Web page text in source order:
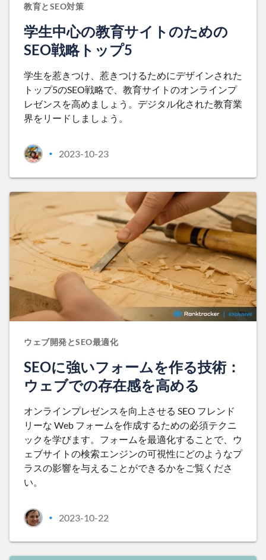
教育とSEO対策
学生中心の教育サイトのための
SEO戦略トップ5
学生を惹きつけ、惹きつけるためにデザインされた
トップ5のSEO戦略で、教育サイトのオンラインプ
レゼンスを高めましょう。デジタル化された教育業
界をリードしましょう。
• 2023-10-23
ウェブ開発とSEO最適化
SEOに強いフォームを作る技術：
ウェブでの存在感を高める
オンラインプレゼンスを向上させる SEO フレンド
リーな Web フォームを作成するための必須テクニ
ックを学びます。フォームを最適化することで、ウ
ェブサイトの検索エンジンの可視性にどのようなプ
ラスの影響を与えることができるかをご覧くださ
い。
• 2023-10-22